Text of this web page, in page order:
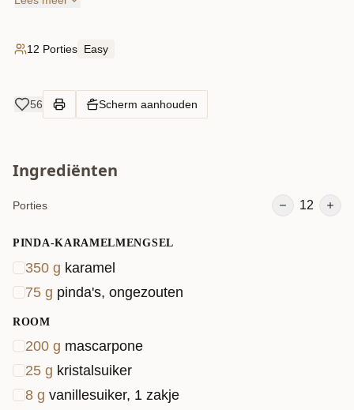
12 Porties Easy
56 Scherm aanhouden
Ingrediënten
Porties 12
PINDA-KARAMELMENGSEL
350 g karamel
75 g pinda's, ongezouten
ROOM
200 g mascarpone
25 g kristalsuiker
8 g vanillesuiker, 1 zakje